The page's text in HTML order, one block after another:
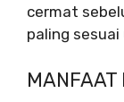
cermat
paling
MANFAAT